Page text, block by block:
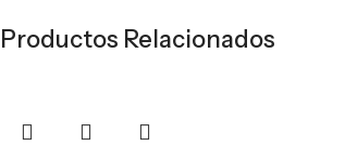
Productos Relacionados